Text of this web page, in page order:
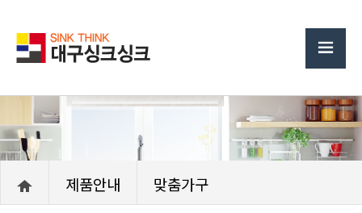
제품안내 맞춤가구